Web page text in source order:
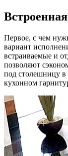
Первое, с чем
вариант
встраиваемые и
позволяют
под столешницу в
кухонном